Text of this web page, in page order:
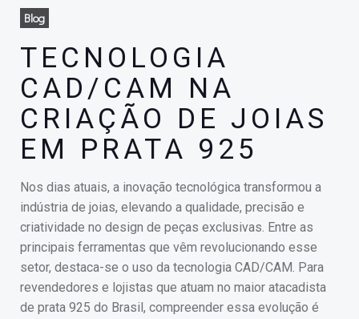
Blog
TECNOLOGIA
CAD/CAM NA
CRIAÇÃO DE JOIAS
EM PRATA 925
Nos dias atuais, a inovação tecnológica transformou a
indústria de joias, elevando a qualidade, precisão e
criatividade no design de peças exclusivas. Entre as
principais ferramentas que vêm revolucionando esse
setor, destaca-se o uso da tecnologia CAD/CAM. Para
revendedores e lojistas que atuam no maior atacadista
de prata 925 do Brasil, compreender essa evolução é